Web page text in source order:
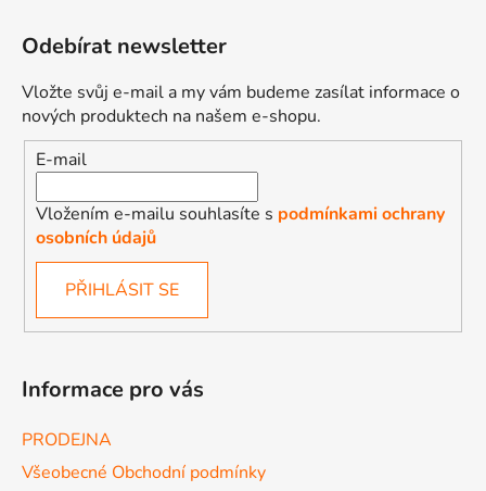
Odebírat newsletter
Vložte svůj e-mail a my vám budeme zasílat informace o
nových produktech na našem e-shopu.
E-mail
Vložením e-mailu souhlasíte s podmínkami ochrany
osobních údajů
PŘIHLÁSIT SE
Informace pro vás
PRODEJNA
Všeobecné Obchodní podmínky